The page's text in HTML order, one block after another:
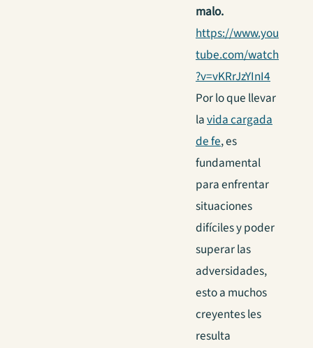
malo.
https://www.you
tube.com/watch
?v=vKRrJzYInI4
Por lo que llevar
lavida cargada
de fe, es
fundamental
para enfrentar
situaciones
difíciles y poder
superar las
adversidades,
esto a muchos
creyentes les
resulta